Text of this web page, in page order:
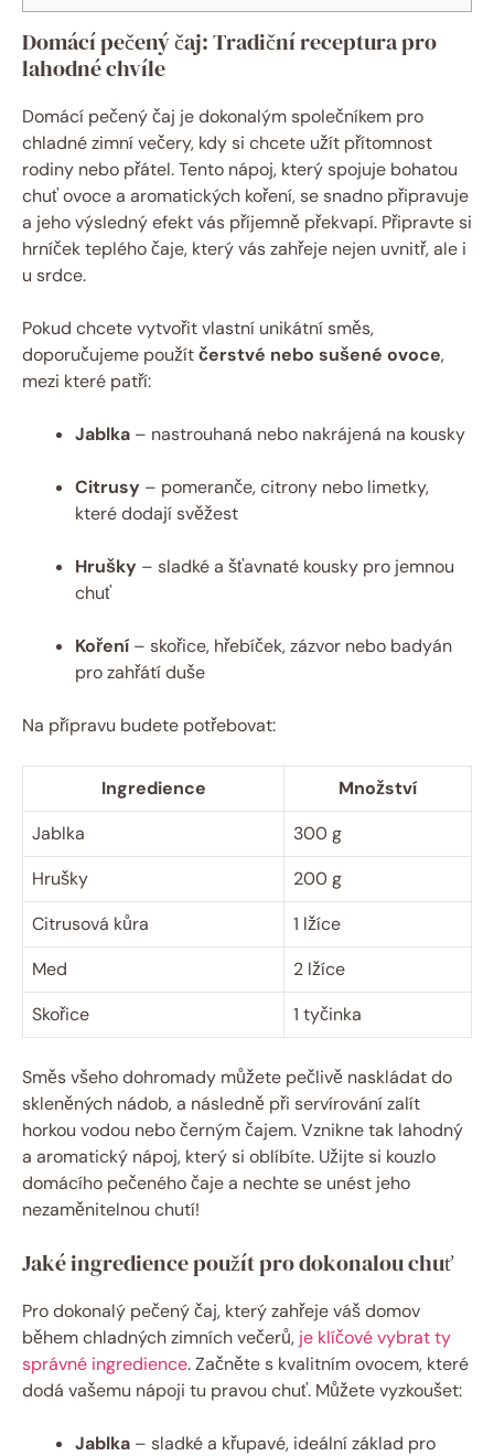
Domácí pečený čaj: Tradiční receptura pro
lahodné chvíle
Domácí pečený čaj je dokonalým společníkem pro
chladné zimní večery, kdy si chcete užít přítomnost
rodiny nebo přátel. Tento nápoj, který spojuje bohatou
chuť ovoce a aromatických koření, se snadno připravuje
a jeho výsledný efekt vás příjemně překvapí. Připravte si
hrníček teplého čaje, který vás zahřeje nejen uvnitř, ale i
u srdce.
Pokud chcete vytvořit vlastní unikátní směs,
doporučujeme použítčerstvé nebo sušené ovoce,
mezi které patří:
Jablka – nastrouhaná nebo nakrájená na kousky
Citrusy – pomeranče, citrony nebo limetky,
které dodají svěžest
Hrušky – sladké a šťavnaté kousky pro jemnou
chuť
Koření – skořice, hřebíček, zázvor nebo badyán
pro zahřátí duše
Na přípravu budete potřebovat:
Ingredience
Množství
Jablka
300 g
Hrušky
200 g
Citrusová kůra
1 lžíce
Med
2 lžíce
Skořice
1 tyčinka
Směs všeho dohromady můžete pečlivě naskládat do
skleněných nádob, a následně při servírování zalít
horkou vodou nebo černým čajem. Vznikne tak lahodný
a aromatický nápoj, který si oblíbíte. Užijte si kouzlo
domácího pečeného čaje a nechte se unést jeho
nezaměnitelnou chutí!
Jaké ingredience použít pro dokonalou chuť
Pro dokonalý pečený čaj, který zahřeje váš domov
během chladných zimních večerů, je klíčové vybrat ty
správné ingredience. Začněte s kvalitním ovocem, které
dodá vašemu nápoji tu pravou chuť. Můžete vyzkoušet:
Jablka – sladké a křupavé, ideální základ pro